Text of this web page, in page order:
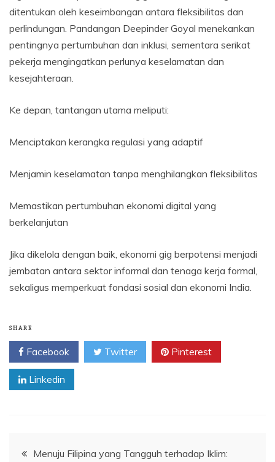
ditentukan oleh keseimbangan antara fleksibilitas dan
perlindungan. Pandangan Deepinder Goyal menekankan
pentingnya pertumbuhan dan inklusi, sementara serikat
pekerja mengingatkan perlunya keselamatan dan
kesejahteraan.
Ke depan, tantangan utama meliputi:
Menciptakan kerangka regulasi yang adaptif
Menjamin keselamatan tanpa menghilangkan fleksibilitas
Memastikan pertumbuhan ekonomi digital yang
berkelanjutan
Jika dikelola dengan baik, ekonomi gig berpotensi menjadi
jembatan antara sektor informal dan tenaga kerja formal,
sekaligus memperkuat fondasi sosial dan ekonomi India.
SHARE
Facebook Twitter Pinterest
Linkedin
Navigasi
Menuju Filipina yang Tangguh terhadap Iklim: